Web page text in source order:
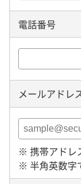
電話番号
メールアドレ
※ 携帯アドレ
※ 半角英数字